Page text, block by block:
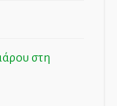
στη